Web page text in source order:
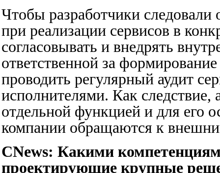
Чтобы разработчики
при реализации сервисов в
согласовывать и внедрять
ответственной за
проводить регулярный аудит
исполнителями. Как следствие,
отдельной функцией и для его
компании обращаются к
CNews: Какими
проектирующие крупные